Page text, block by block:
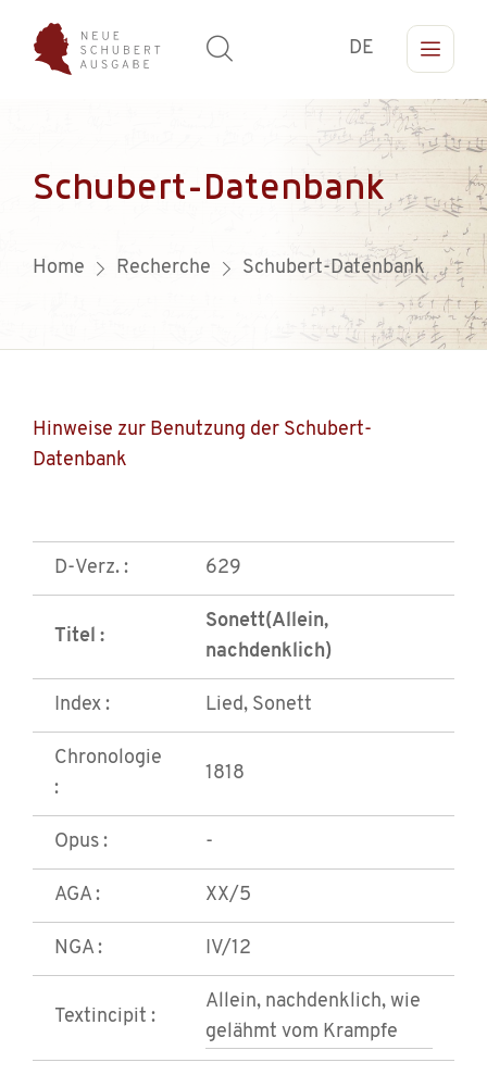
DE
Schubert-Datenbank
Home Recherche Schubert-Datenbank
Hinweise zur Benutzung der Schubert-
Datenbank
D-Verz. : 629
Titel :
Sonett(Allein,
nachdenklich)
Index : Lied, Sonett
Chronologie
:
1818
Opus : -
AGA : XX/5
NGA : IV/12
Textincipit :
Allein, nachdenklich, wie
gelähmt vom Krampfe